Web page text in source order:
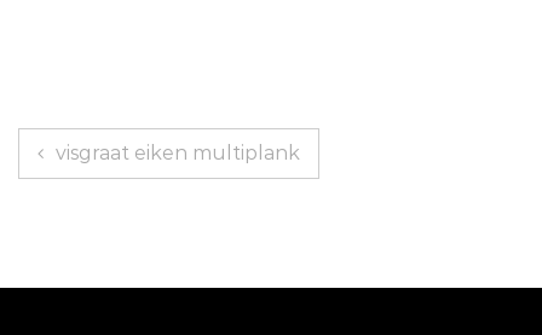
Berichtnavigatie
visgraat eiken multiplank